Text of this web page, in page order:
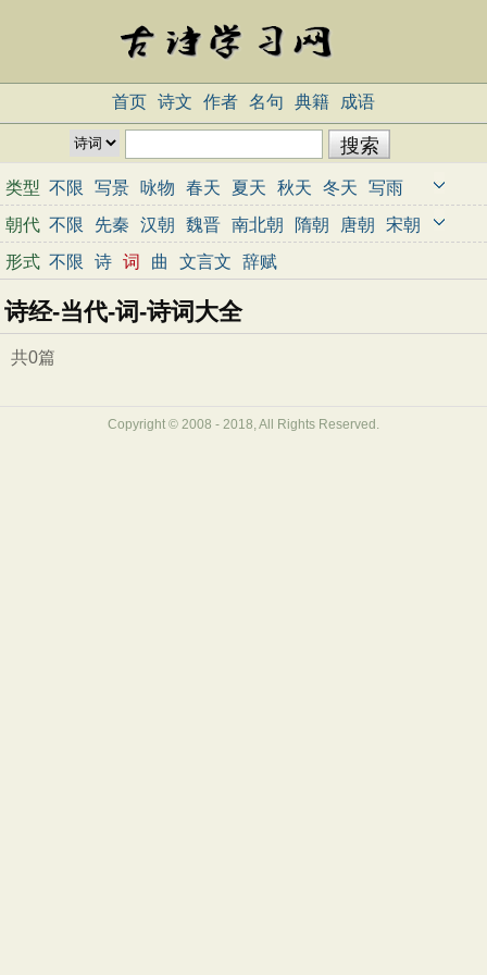
首页 诗文 作者 名句 典籍 成语
类型 不限 写景 咏物 春天 夏天 秋天 冬天
写雨
写雪
写风 写花 梅花 荷花 菊花 柳树
月亮
山水 写山 写水 长江 黄河 儿童 写鸟
写马
田园 边塞 地名 抒情 爱国 离别 送别 思乡
思念 爱情 励志 哲理 闺怨
母亲 友情 战争 读书 惜时 婉约 豪放 诗经
民谣
咏史怀古 宋词精选 小学古诗 初中古诗
朝代 不限 先秦 汉朝 魏晋 南北朝 隋朝 唐朝
宋朝
元朝
明朝 清朝 近代 当代
形式 不限 诗 词 曲 文言文 辞赋
诗经-当代-词-诗词大全
共0篇
Copyright © 2008 - 2018, All Rights Reserved.